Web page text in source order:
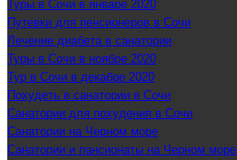
Туры в Сочи в январе 2020
Путевки для пенсионеров в Сочи
Лечение диабета в санатории
Туры в Сочи в ноябре 2020
Тур в Сочи в декабре 2020
Похудеть в санатории в Сочи
Санатории для похудения в Сочи
Санатории на Черном море
Санатории и пансионаты на Черном море